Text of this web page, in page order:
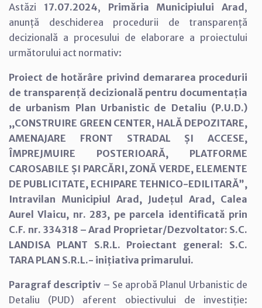
Astăzi 17.07.2024, Primăria Municipiului Arad,
anunță deschiderea procedurii de transparență
decizională a procesului de elaborare a proiectului
următorului act normativ:
Proiect de hotărâre privind demararea procedurii
de transparență decizională pentru documentația
de urbanism Plan Urbanistic de Detaliu (P.U.D.)
,,CONSTRUIRE GREEN CENTER, HALĂ DEPOZITARE,
AMENAJARE FRONT STRADAL ȘI ACCESE,
ÎMPREJMUIRE POSTERIOARĂ, PLATFORME
CAROSABILE ȘI PARCĂRI, ZONĂ VERDE, ELEMENTE
DE PUBLICITATE, ECHIPARE TEHNICO-EDILITARĂ”,
Intravilan Municipiul Arad, Județul Arad, Calea
Aurel Vlaicu, nr. 283, pe parcela identificată prin
C.F. nr. 334318 – Arad Proprietar/Dezvoltator: S.C.
LANDISA PLANT S.R.L. Proiectant general: S.C.
TARA PLAN S.R.L.- inițiativa primarului.
Paragraf descriptiv – Se aprobă Planul Urbanistic de
Detaliu (PUD) aferent obiectivului de investiție: